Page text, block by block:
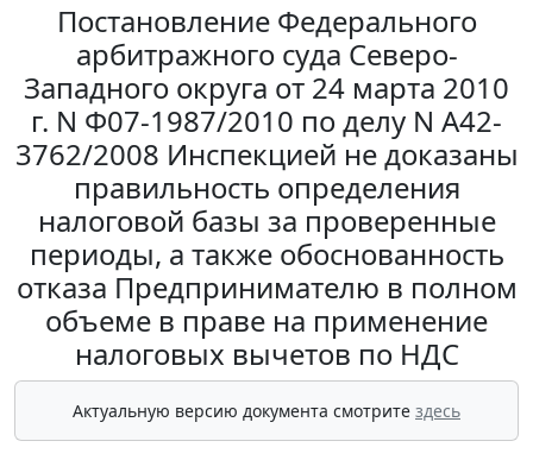
Постановление Федерального
арбитражного суда Северо-
Западного округа от 24 марта 2010
г. N Ф07-1987/2010 по делу N А42-
3762/2008 Инспекцией не доказаны
правильность определения
налоговой базы за проверенные
периоды, а также обоснованность
отказа Предпринимателю в полном
объеме в праве на применение
налоговых вычетов по НДС
Актуальную версию документа смотрите здесь